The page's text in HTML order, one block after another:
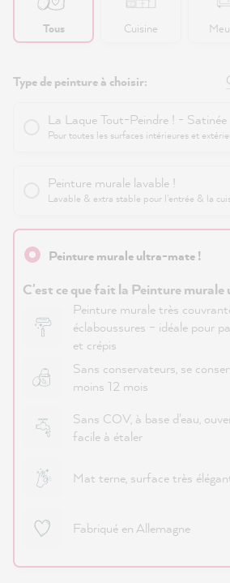
Tous Cuisine
Type de peinture à choisir:
La Laque Tout-Peindre ! - Satinée
Pour toutes les surfaces intérieures et
Peinture murale lavable !
Lavable & extra stable pour l'entrée & la
Peinture murale ultra-mate !
C'est ce que fait la Peinture
Peinture murale très
éclaboussures – idéale pour
et crépis
Sans conservateurs, se
moins 12 mois
Sans COV, à base d'eau,
facile à étaler
Mat terne, surface très
Fabriqué en Allemagne